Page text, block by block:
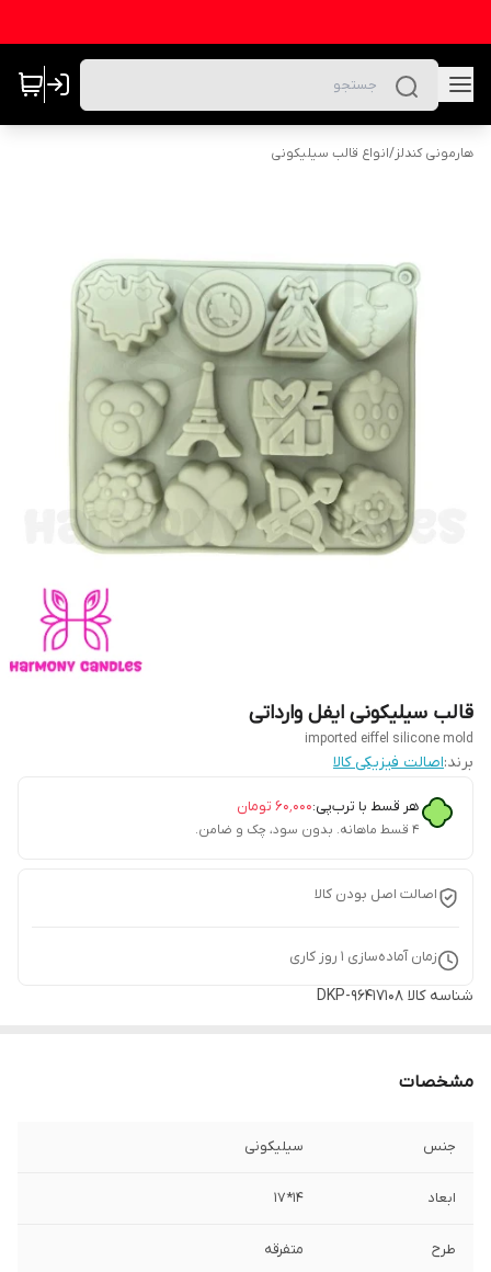
هارمونی کندلز/انواع قالب سیلیکونی
قالب سیلیکونی ایفل وارداتی
imported eiffel silicone mold
برند:اصالت فیزیکی کالا
هر قسط با ترب‌پی:۶۰٬۰۰۰ تومان
۴ قسط ماهانه. بدون سود، چک و ضامن.
اصالت اصل بودن کالا
زمان آماده‌سازی 1 روز کاری
شناسه کالا DKP-96417108
مشخصات
جنس سیلیکونی
ابعاد 14*17
طرح متفرقه